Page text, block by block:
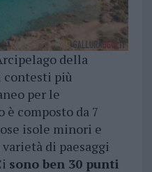
della
contesti più
per le
è composto da 7
isole minori e
di paesaggi
sono ben 30 punti